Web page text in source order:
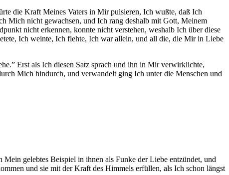
die Kraft Meines Vaters in Mir pulsieren, Ich wußte, daß Ich
Mich nicht gewachsen, und Ich rang deshalb mit Gott, Meinem
nicht erkennen, konnte nicht verstehen, weshalb Ich über diese
Ich weinte, Ich flehte, Ich war allein, und all die, die Mir in Liebe
Erst als Ich diesen Satz sprach und ihn in Mir verwirklichte,
Mich hindurch, und verwandelt ging Ich unter die Menschen und
gelebtes Beispiel in ihnen als Funke der Liebe entzündet, und
und sie mit der Kraft des Himmels erfüllen, als Ich schon längst